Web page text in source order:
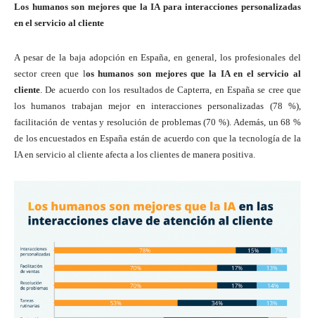
Los humanos son mejores que la IA para interacciones personalizadas
en el servicio al cliente
A pesar de la baja adopción en España, en general, los profesionales del
sector creen que los humanos son mejores que la IA en el servicio al
cliente . De acuerdo con los resultados de Capterra, en España se cree que
los humanos trabajan mejor en interacciones personalizadas (78 %),
facilitación de ventas y resolución de problemas (70 %). Además, un 68 %
de los encuestados en España están de acuerdo con que la tecnología de la
IA en servicio al cliente afecta a los clientes de manera positiva.